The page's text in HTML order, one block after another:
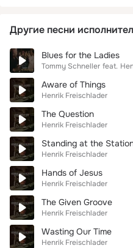
Другие песни
Blues for the Ladies
Tommy Schneller feat.
Aware of Things
Henrik Freischlader
The Question
Henrik Freischlader
Standing at the
Henrik Freischlader
Hands of Jesus
Henrik Freischlader
The Given Groove
Henrik Freischlader
Wasting Our Time
Henrik Freischlader